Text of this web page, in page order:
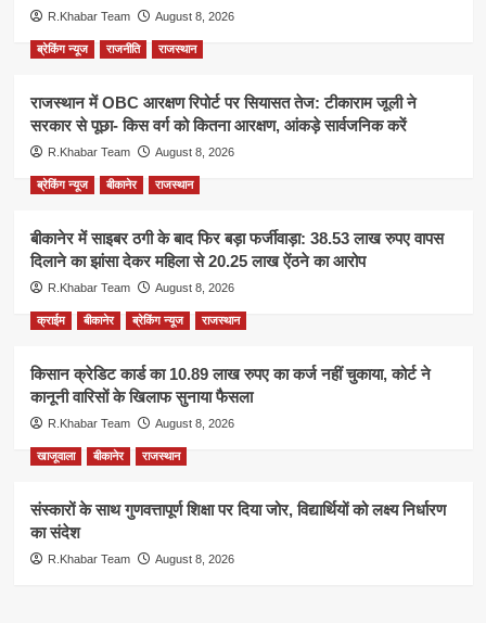
R.Khabar Team August 8, 2026
ब्रेकिंग न्यूज राजनीति राजस्थान
राजस्थान में OBC आरक्षण रिपोर्ट पर सियासत तेज: टीकाराम जूली ने
सरकार से पूछा- किस वर्ग को कितना आरक्षण, आंकड़े सार्वजनिक करें
R.Khabar Team August 8, 2026
ब्रेकिंग न्यूज बीकानेर राजस्थान
बीकानेर में साइबर ठगी के बाद फिर बड़ा फर्जीवाड़ा: 38.53 लाख रुपए वापस
दिलाने का झांसा देकर महिला से 20.25 लाख ऐंठने का आरोप
R.Khabar Team August 8, 2026
क्राईम बीकानेर ब्रेकिंग न्यूज राजस्थान
किसान क्रेडिट कार्ड का 10.89 लाख रुपए का कर्ज नहीं चुकाया, कोर्ट ने
कानूनी वारिसों के खिलाफ सुनाया फैसला
R.Khabar Team August 8, 2026
खाजूवाला बीकानेर राजस्थान
संस्कारों के साथ गुणवत्तापूर्ण शिक्षा पर दिया जोर, विद्यार्थियों को लक्ष्य निर्धारण
का संदेश
R.Khabar Team August 8, 2026